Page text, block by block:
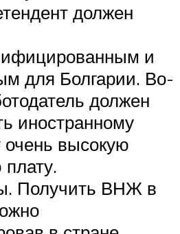
должен
и
для Болгарии. Во-
должен
иностранному
очень высокую
Получить ВНЖ в